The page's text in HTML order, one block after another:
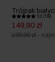
Trójpak
5.0 (139)
149,90 zł
239,90 zł -